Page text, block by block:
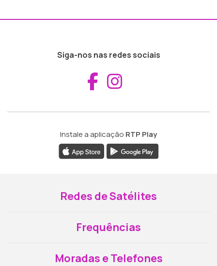
Siga-nos nas redes sociais
Aceder ao
Instale a aplicação RTP Play
Redes de Satélites
Frequências
Moradas e Telefones